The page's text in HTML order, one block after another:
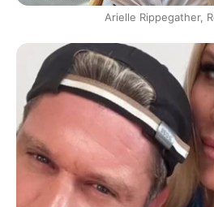
Arielle Rippegather,